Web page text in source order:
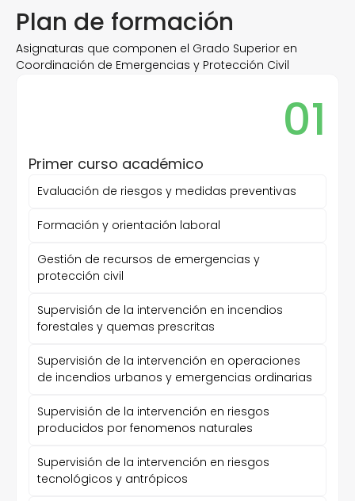
Plan de formación
Asignaturas que componen el Grado Superior en
Coordinación de Emergencias y Protección Civil
01
Primer curso académico
Evaluación de riesgos y medidas preventivas
Formación y orientación laboral
Gestión de recursos de emergencias y
protección civil
Supervisión de la intervención en incendios
forestales y quemas prescritas
Supervisión de la intervención en operaciones
de incendios urbanos y emergencias ordinarias
Supervisión de la intervención en riesgos
producidos por fenomenos naturales
Supervisión de la intervención en riesgos
tecnológicos y antrópicos